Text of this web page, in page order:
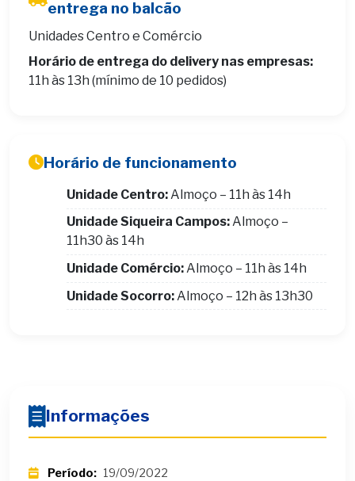
entrega no balcão
Unidades Centro e Comércio
Horário de entrega do delivery nas empresas:
11h às 13h (mínimo de 10 pedidos)
Horário de funcionamento
Unidade Centro: Almoço – 11h às 14h
Unidade Siqueira Campos:Almoço –
11h30 às 14h
Unidade Comércio:Almoço – 11h às 14h
Unidade Socorro: Almoço – 12h às 13h30
Informações
Período: 19/09/2022